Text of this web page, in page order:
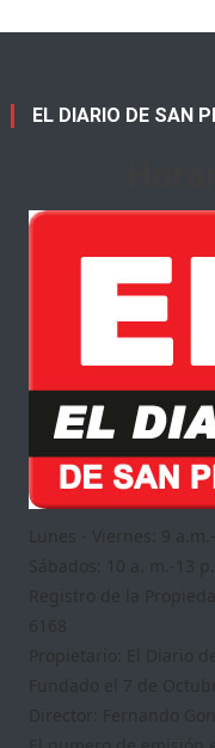
EL DIARIO DE SAN
Lunes - Viernes: 9
Sábados: 10 a. m.-13 p.
Registro de la
6168
Propietario: El Diario
Fundado el 7 de
Director: Fernando